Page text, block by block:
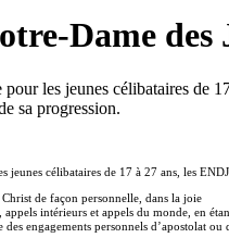
Dame des
les jeunes célibataires de
sa progression.
jeunes célibataires de 17 à 27 ans, les
de façon personnelle, dans la joie
appels intérieurs et appels du monde, en
engagements personnels d’apostolat ou